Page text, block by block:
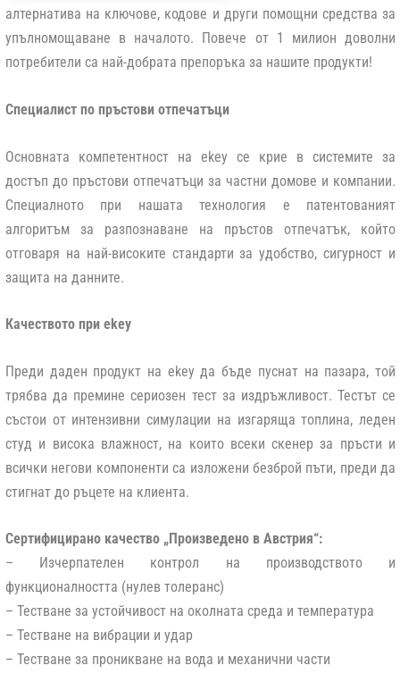
алтернатива на ключове, кодове и други помощни средства за
упълномощаване в началото. Повече от 1 милион доволни
потребители са най-добрата препоръка за нашите продукти!
Специалист по пръстови отпечатъци
Основната компетентност на ekey се крие в системите за
достъп до пръстови отпечатъци за частни домове и компании.
Специалното при нашата технология е патентованият
алгоритъм за разпознаване на пръстов отпечатък, който
отговаря на най-високите стандарти за удобство, сигурност и
защита на данните.
Качеството при ekey
Преди даден продукт на ekey да бъде пуснат на пазара, той
трябва да премине сериозен тест за издръжливост. Тестът се
състои от интензивни симулации на изгаряща топлина, леден
студ и висока влажност, на които всеки скенер за пръсти и
всички негови компоненти са изложени безброй пъти, преди да
стигнат до ръцете на клиента.
Сертифицирано качество „Произведено в Австрия“:
– Изчерпателен контрол на производството и
функционалността (нулев толеранс)
– Тестване за устойчивост на околната среда и температура
– Тестване на вибрации и удар
– Тестване за проникване на вода и механични части